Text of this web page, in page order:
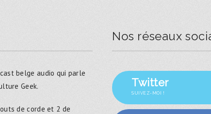
belge audio qui parle
Geek.
de corde et 2 de
Nos réseaux
Twitter
SUIVEZ-MOI !